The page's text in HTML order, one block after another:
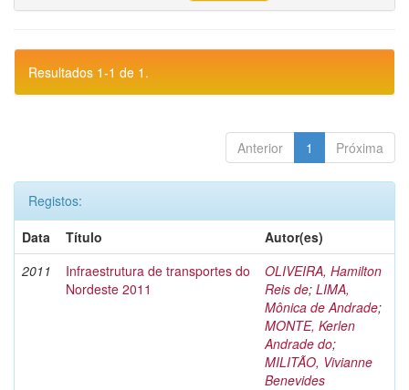
Resultados 1-1 de 1.
Anterior 1 Próxima
Registos:
Data
Título
Autor(es)
2011
Infraestrutura de transportes do
Nordeste 2011
OLIVEIRA, Hamilton
Reis de; LIMA,
Mônica de Andrade;
MONTE, Kerlen
Andrade do;
MILITÃO, Vivianne
Benevides